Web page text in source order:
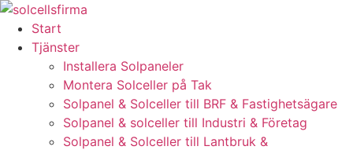
Skip
content
Start
Tjänster
Installera Solpaneler
Montera Solceller på Tak
Solpanel & Solceller till BRF & Fastighetsägare
Solpanel & solceller till Industri & Företag
Solpanel & Solceller till Lantbruk &